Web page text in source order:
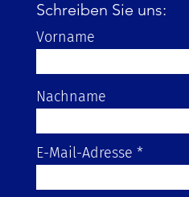
Schreiben Sie uns:
Vorname
Nachname
E-Mail-Adresse